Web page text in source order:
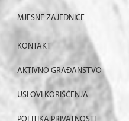
MJESNE ZAJEDNICE
KONTAKT
AKTIVNO GRAĐANSTVO
USLOVI KORIŠĆENJA